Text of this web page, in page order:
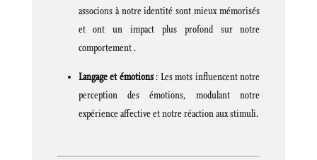
associons à notre identité sont mieux mémorisés
et ont un impact plus profond sur notre
comportement.
Langage et émotions: Les mots influencent notre
perception des émotions, modulant notre
expérience affective et notre réaction aux stimuli.